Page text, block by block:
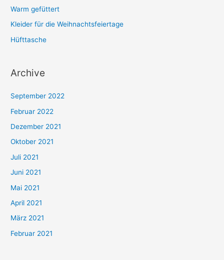
a
Warm gefüttert
Kleider für die Weihnachtsfeiertage
Hüfttasche
Archive
September 2022
Februar 2022
Dezember 2021
Oktober 2021
Juli 2021
Juni 2021
Mai 2021
April 2021
März 2021
Februar 2021